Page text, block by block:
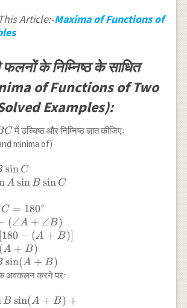
Article:-Maxima of Functions of
फलनों के निम्निष्ठ के साधित
of Functions of Two
Examples):
में उच्चिष्ठ और निम्निष्ठ ज्ञात कीजिएः
minima of)
sin C
A sinB sin C
C = 180∘
(∠A + ∠B)
[180 − (A + B)]
(A + B)
sin(A + B)
अवकलन करने परः
B sin(A + B) +